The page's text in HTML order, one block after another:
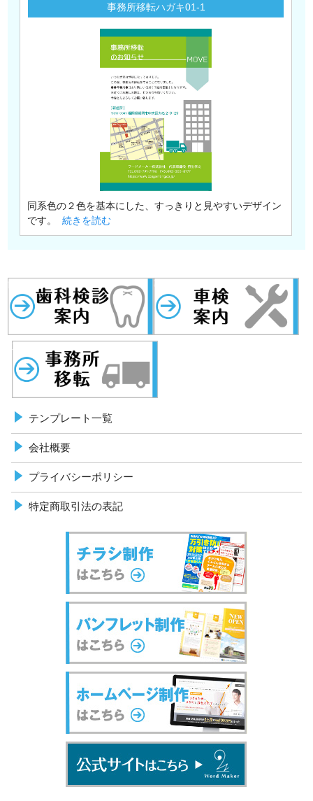
事務所移転ハガキ01-1
同系色の２色を基本にした、すっきりと見やすいデザイン
です。続きを読む
事務所移転
車検案内
テンプレート一覧
会社概要
プライバシーポリシー
特定商取引法の表記